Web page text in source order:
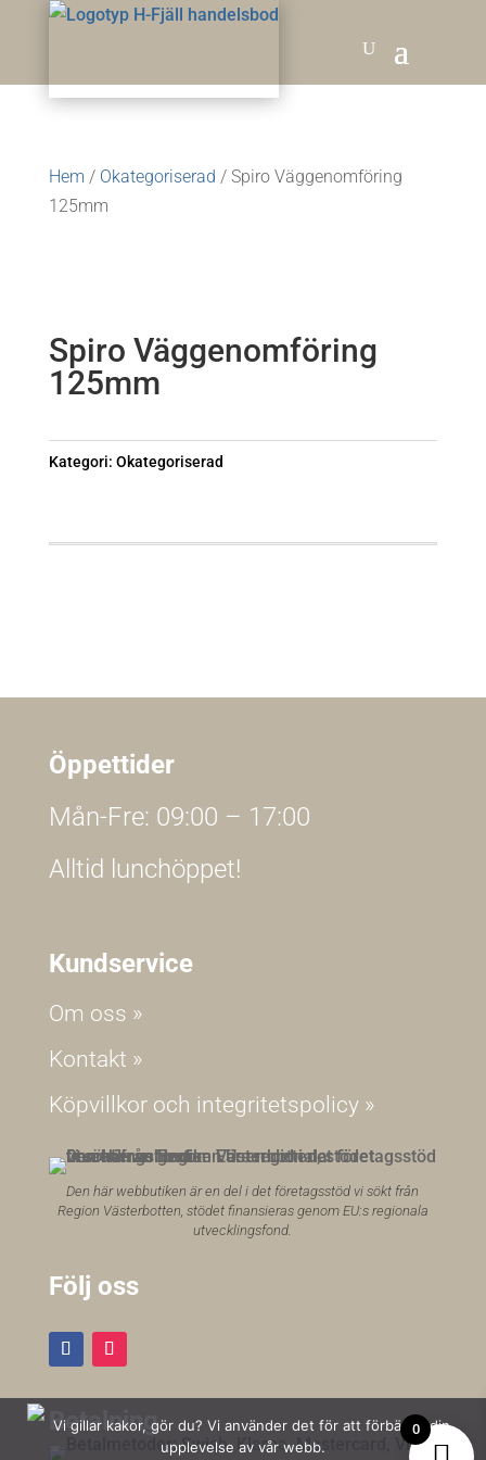
Hem / Okategoriserad / Spiro Väggenomföring
125mm
Spiro Väggenomföring
125mm
Kategori: Okategoriserad
Öppettider
Mån-Fre: 09:00 – 17:00
Alltid lunchöppet!
Kundservice
Om oss »
Kontakt »
Köpvillkor och integritetspolicy »
Den här webbutiken är en del i det företagsstöd vi sökt från
Region Västerbotten, stödet finansieras genom EU:s regionala
utvecklingsfond.
Följ oss
Betalning 0
Vi gillar kakor, gör du? Vi använder det för att förbättra din
upplevelse av vår webb.